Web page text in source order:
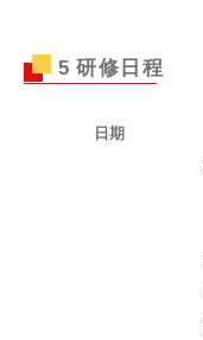
5 研修日程
日期